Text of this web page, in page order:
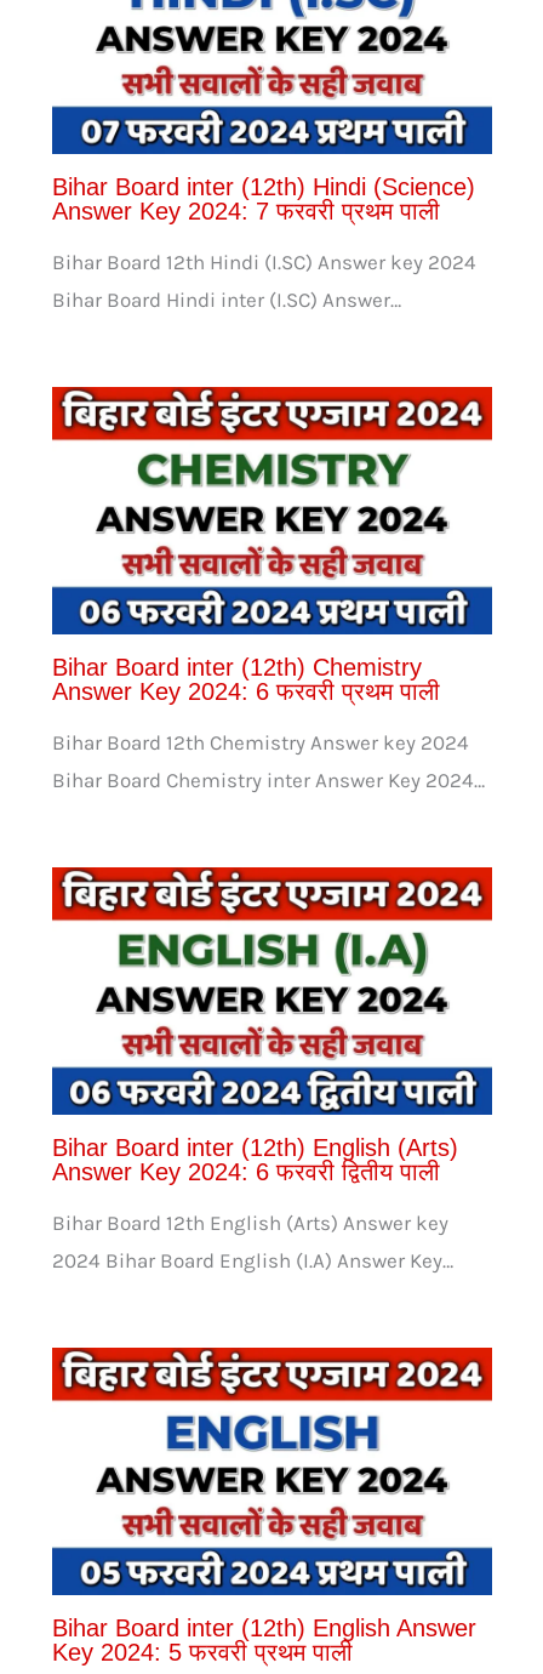
Bihar Board inter (12th) Hindi (Science)
Answer Key 2024: 7 फरवरी प्रथम पाली
Bihar Board 12th Hindi (I.SC) Answer key 2024
Bihar Board Hindi inter (I.SC) Answer…
Bihar Board inter (12th) Chemistry
Answer Key 2024: 6 फरवरी प्रथम पाली
Bihar Board 12th Chemistry Answer key 2024
Bihar Board Chemistry inter Answer Key 2024…
Bihar Board inter (12th) English (Arts)
Answer Key 2024: 6 फरवरी द्वितीय पाली
Bihar Board 12th English (Arts) Answer key
2024 Bihar Board English (I.A) Answer Key…
Bihar Board inter (12th) English Answer
Key 2024: 5 फरवरी प्रथम पाली